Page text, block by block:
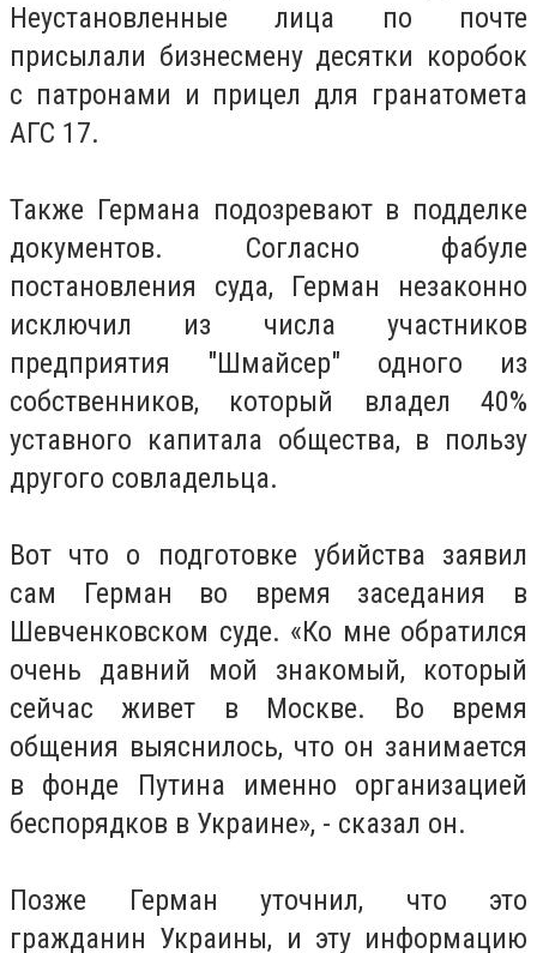
Неустановленные лица по почте
присылали бизнесмену десятки коробок
с патронами и прицел для гранатомета
АГС 17.
Также Германа подозревают в подделке
документов. Согласно фабуле
постановления суда, Герман незаконно
исключил из числа участников
предприятия "Шмайсер" одного из
собственников, который владел 40%
уставного капитала общества, в пользу
другого совладельца.
Вот что о подготовке убийства заявил
сам Герман во время заседания в
Шевченковском суде. «Ко мне обратился
очень давний мой знакомый, который
сейчас живет в Москве. Во время
общения выяснилось, что он занимается
в фонде Путина именно организацией
беспорядков в Украине», - сказал он.
Позже Герман уточнил, что это
гражданин Украины, и эту информацию